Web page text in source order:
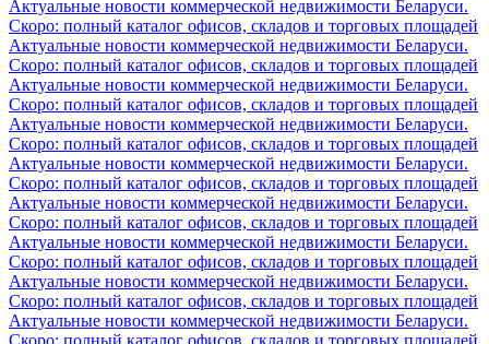
Актуальные новости коммерческой недвижимости Беларуси.
Скоро: полный каталог офисов, складов и торговых площадей
Актуальные новости коммерческой недвижимости Беларуси.
Скоро: полный каталог офисов, складов и торговых площадей
Актуальные новости коммерческой недвижимости Беларуси.
Скоро: полный каталог офисов, складов и торговых площадей
Актуальные новости коммерческой недвижимости Беларуси.
Скоро: полный каталог офисов, складов и торговых площадей
Актуальные новости коммерческой недвижимости Беларуси.
Скоро: полный каталог офисов, складов и торговых площадей
Актуальные новости коммерческой недвижимости Беларуси.
Скоро: полный каталог офисов, складов и торговых площадей
Актуальные новости коммерческой недвижимости Беларуси.
Скоро: полный каталог офисов, складов и торговых площадей
Актуальные новости коммерческой недвижимости Беларуси.
Скоро: полный каталог офисов, складов и торговых площадей
Актуальные новости коммерческой недвижимости Беларуси.
Скоро: полный каталог офисов, складов и торговых площадей